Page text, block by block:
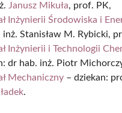
Janusz Mikuła, prof. PK,
Inżynierii Środowiska i
inż. Stanisław M. Rybicki,
Inżynierii i Technologii
dr hab. inż. Piotr
Mechaniczny – dziekan:
.